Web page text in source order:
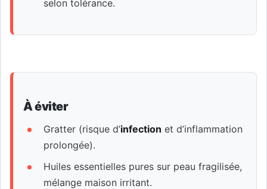
selon tolérance.
À éviter
Gratter (risque d’infection et d’inflammation
prolongée).
Huiles essentielles pures sur peau fragilisée,
mélange maison irritant.